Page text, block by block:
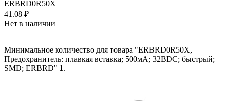
ERBRD0R50X
41.08 ₽
Нет в наличии
Минимальное количество для товара "ERBRD0R50X,
Предохранитель: плавкая вставка; 500мА; 32ВDC; быстрый;
SMD; ERBRD" 1.